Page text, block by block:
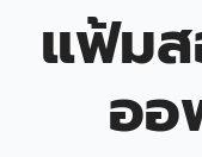
แฟ้ม
ออ